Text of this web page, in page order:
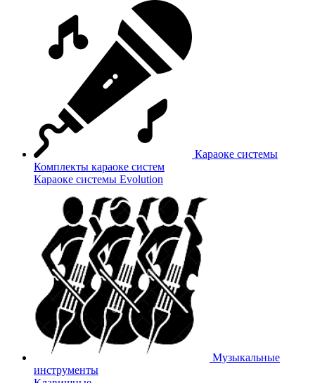
Караоке системы
Комплекты караоке систем
Караоке системы Evolution
Музыкальные
инструменты